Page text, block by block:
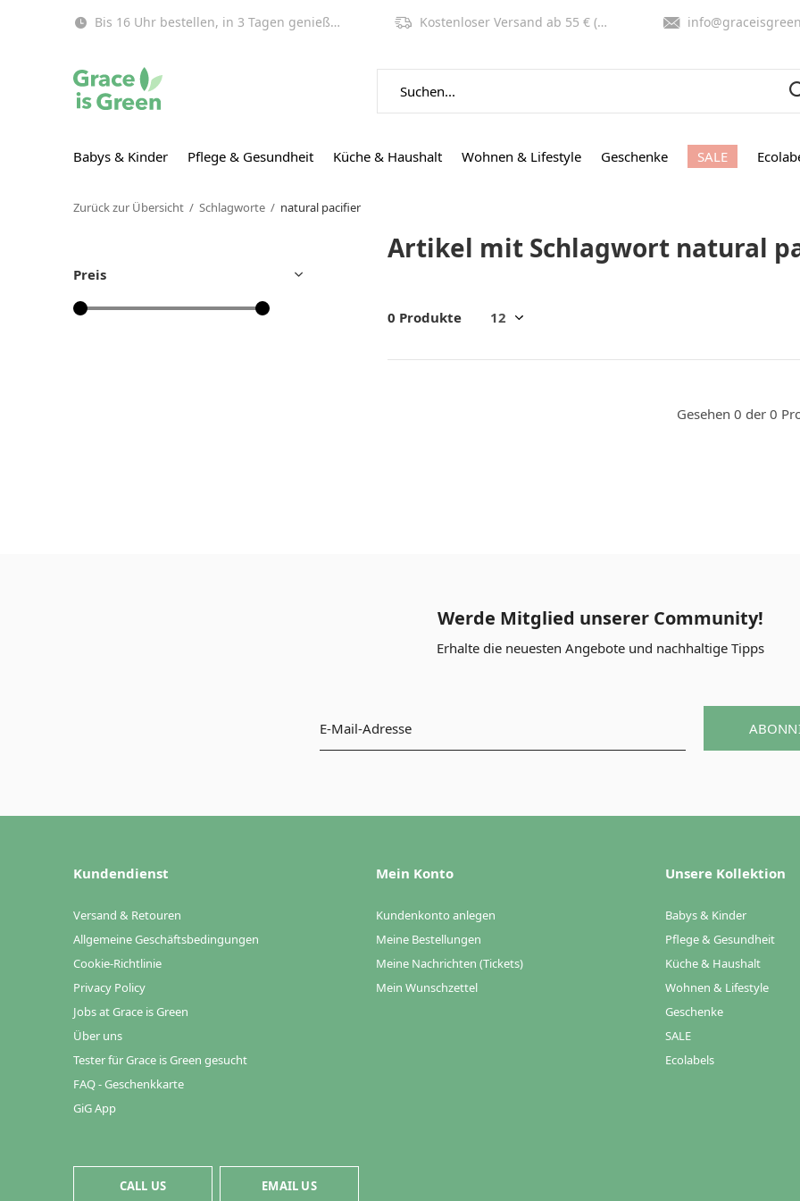
Babys & Kinder Pflege & Gesundheit Küche & Haushalt Wohnen & Lifestyle Geschenke SALE
Bis 16 Uhr bestellen, in 3 Tagen genießen (EU)! Kostenloser Versand ab 55 € (NL, BE) info@graceisgreen.com
Zurück zur Übersicht Schlagworte natural pacifier
Artikel mit Schlagwort natural
0 Produkte
Gesehen 0 der 0
Preis
Werde Mitglied unserer Community!
Erhalte die neuesten Angebote und nachhaltige Tipps
Kundendienst
Versand & Retouren
Allgemeine Geschäftsbedingungen
Cookie-Richtlinie
Privacy Policy
Jobs at Grace is Green
Über uns
Tester für Grace is Green gesucht
FAQ - Geschenkkarte
GiG App
Mein Konto
Kundenkonto anlegen
Meine Bestellungen
Meine Nachrichten (Tickets)
Mein Wunschzettel
Unsere Kollektion
Babys & Kinder
Pflege & Gesundheit
Küche & Haushalt
Wohnen & Lifestyle
Geschenke
SALE
Ecolabels
CALL US EMAIL US